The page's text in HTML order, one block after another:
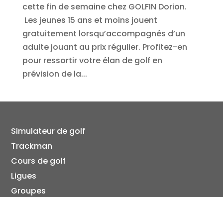
cette fin de semaine chez GOLFIN Dorion.
Les jeunes 15 ans et moins jouent
gratuitement lorsqu’accompagnés d’un
adulte jouant au prix régulier. Profitez-en
pour ressortir votre élan de golf en
prévision de la...
Simulateur de golf
Trackman
Cours de golf
Ligues
Groupes